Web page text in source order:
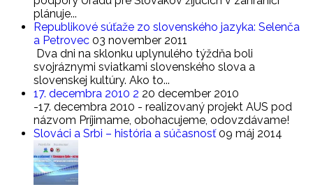
plánuje...
Republikové súťaže zo slovenského jazyka: Selenča
a Petrovec 03 november 2011
Dva dni na sklonku uplynulého týždňa boli
svojráznymi sviatkami slovenského slova a
slovenskej kultúry. Ako to...
17. decembra 2010 2 20 december 2010
-17. decembra 2010 - realizovaný projekt AUS pod
názvom Príjimame, obohacujeme, odovzdávame!
Slováci a Srbi – história a súčasnosť09 máj 2014